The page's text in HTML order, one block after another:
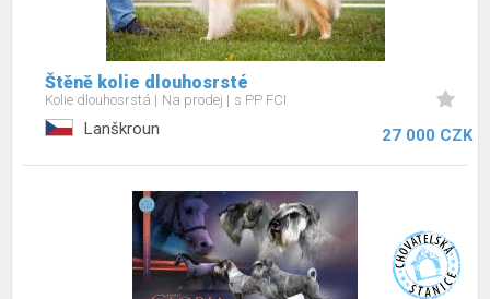
Štěně kolie dlouhosrsté
Kolie dlouhosrstá Na prodej s PP FCI
Lanškroun 27 000 CZK